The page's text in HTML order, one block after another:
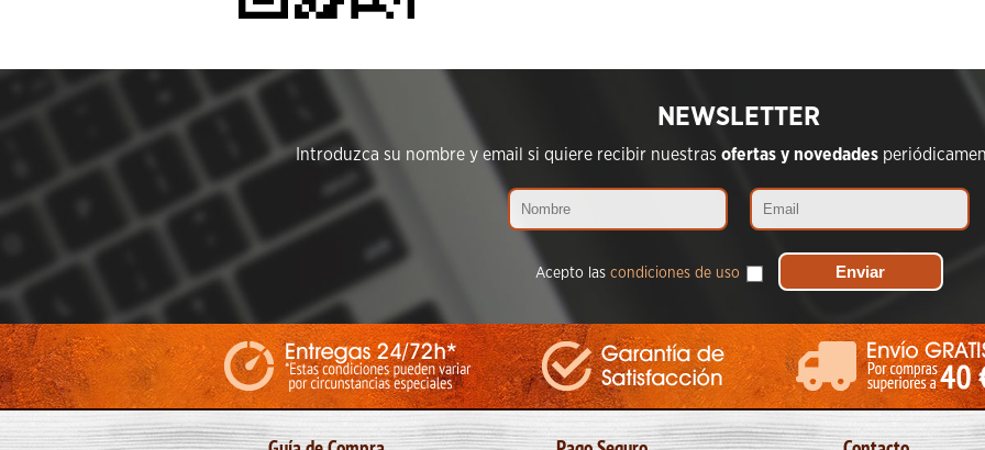
NEWSLETTER
Introduzca su nombre y email si quiere recibir nuestras ofertas y novedades
Acepto las condiciones de uso